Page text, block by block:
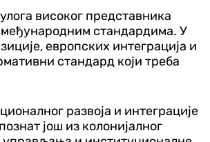
високог представника
међународним стандардима. У
европских интеграција и
стандард који треба
развоја и интеграције
још из колонијалног